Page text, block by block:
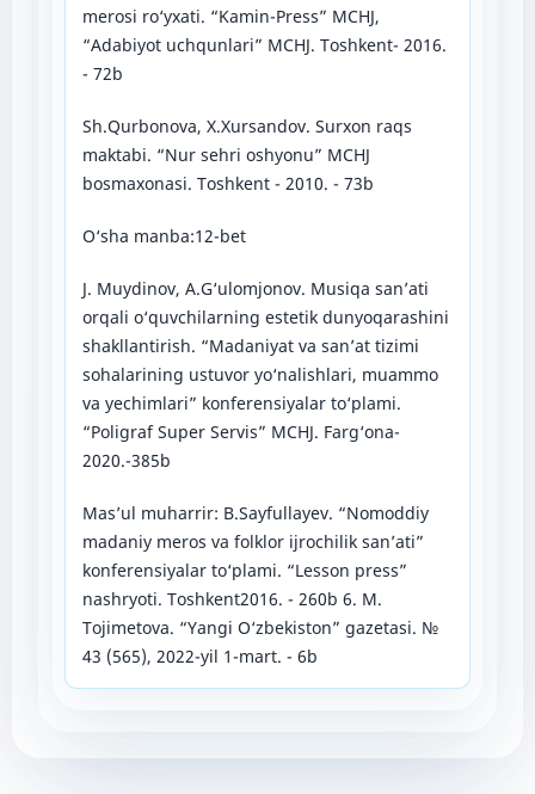
merosi ro‘yxati. “Kamin-Press” MCHJ,
“Adabiyot uchqunlari” MCHJ. Toshkent- 2016.
- 72b
Sh.Qurbonova, X.Xursandov. Surxon raqs
maktabi. “Nur sehri oshyonu” MCHJ
bosmaxonasi. Toshkent - 2010. - 73b
O‘sha manba:12-bet
J. Muydinov, A.G‘ulomjonov. Musiqa san’ati
orqali o‘quvchilarning estetik dunyoqarashini
shakllantirish. “Madaniyat va san’at tizimi
sohalarining ustuvor yo‘nalishlari, muammo
va yechimlari” konferensiyalar to‘plami.
“Poligraf Super Servis” MCHJ. Farg‘ona-
2020.-385b
Mas’ul muharrir: B.Sayfullayev. “Nomoddiy
madaniy meros va folklor ijrochilik san’ati”
konferensiyalar to‘plami. “Lesson press”
nashryoti. Toshkent2016. - 260b 6. M.
Tojimetova. “Yangi O‘zbekiston” gazetasi. №
43 (565), 2022-yil 1-mart. - 6b